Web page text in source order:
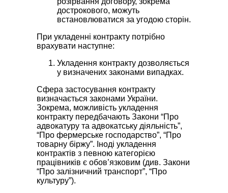
дострокового, можуть
встановлюватися за угодою сторін.
При укладенні контракту потрібно
врахувати наступне:
Укладення контракту дозволяється
у визначених законами випадках.
Сфера застосування контракту
визначається законами України.
Зокрема, можливість укладення
контракту передбачають Закони “Про
адвокатуру та адвокатську діяльність”,
“Про фермерське господарство”, “Про
товарну біржу”. Іноді укладення
контрактів з певною категорією
працівників є обов’язковим (див. Закони
“Про залізничний транспорт”, “Про
культуру”).